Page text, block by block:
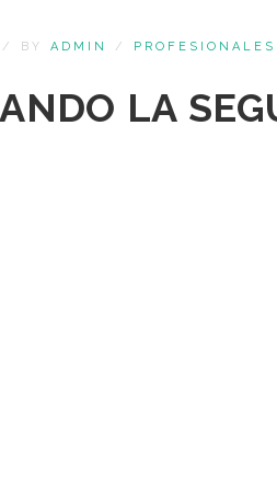
/ BY ADMIN /
LA